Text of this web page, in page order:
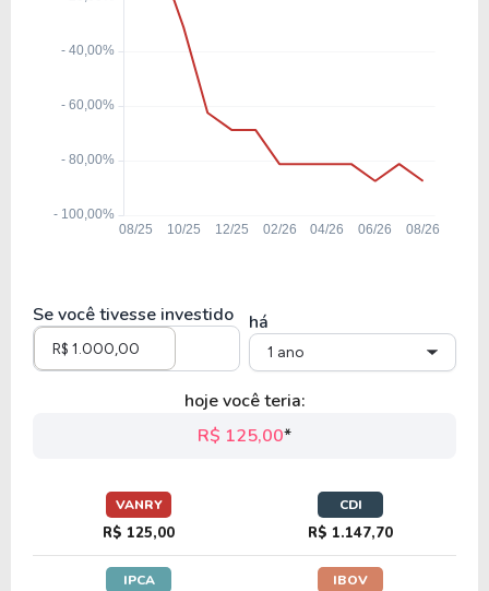
Se você tivesse investido há
1 ano
hoje você teria:
R$ 125,00*
VANRY
R$ 125,00
CDI
R$ 1.147,70
IPCA IBOV